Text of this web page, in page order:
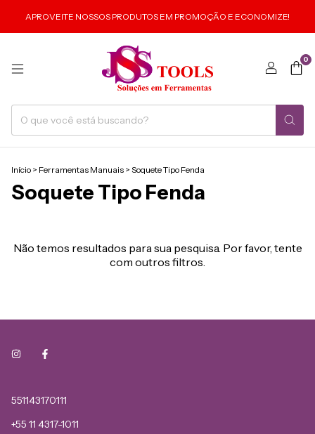
APROVEITE NOSSOS PRODUTOS EM PROMOÇÃO E ECONOMIZE!
0
Início > Ferramentas Manuais > Soquete Tipo Fenda
Soquete Tipo Fenda
Não temos resultados para sua pesquisa. Por favor, tente
com outros filtros.
551143170111
+55 11 4317-1011